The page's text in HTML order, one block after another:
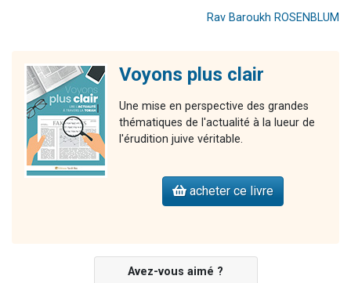
Rav Baroukh ROSENBLUM
Voyons plus clair
Une mise en perspective des grandes
thématiques de l'actualité à la lueur de
l'érudition juive véritable.
acheter ce livre
Avez-vous aimé ?